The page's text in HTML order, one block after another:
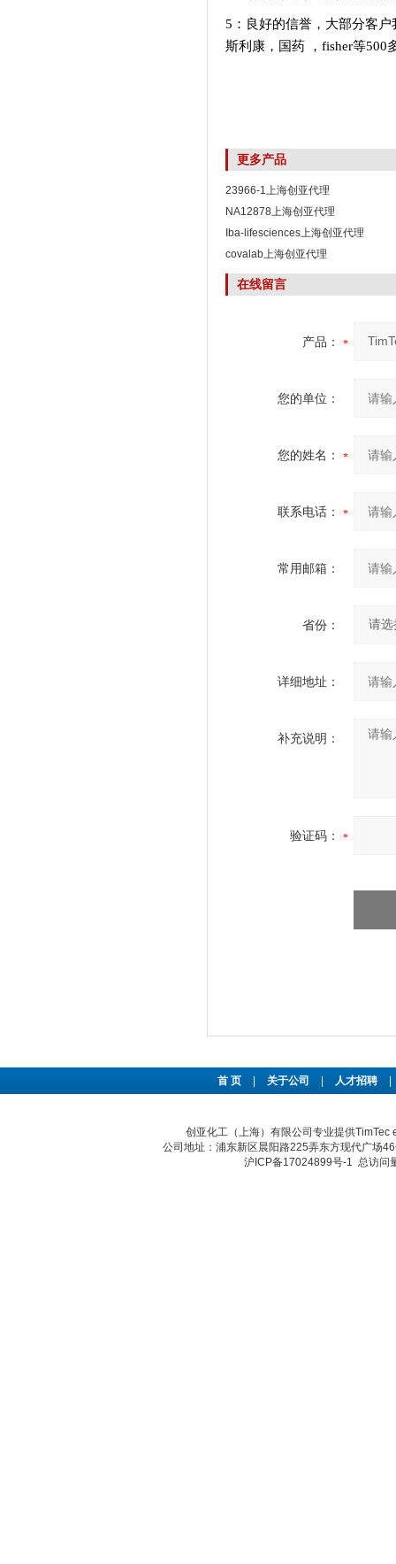
5：良好的信誉，大部分客
斯利康，国药
，fisher等500
更多产品
23966-1上海创亚代理
NA12878上海创亚代理
Iba-lifesciences上海创亚代理
covalab上海创亚代理
在线留言
产品：
您的单位：
您的姓名：
联系电话：
常用邮箱：
省份：
详细地址：
补充说明：
验证码：
首 页 关于公司 人才招聘
创亚化工（上海）有限公司专业提供
公司地址：浦东新区晨阳路225弄东方现代广场
沪ICP备17024899号-1 总访问